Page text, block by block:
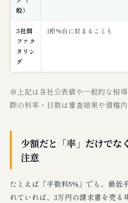
般）
3社間
ファク
タリン
グ
1桁%台に収まることも
※上記は各社公表値や一般的な相
際の料率・日数は審査結果や債権
少額だと「率」だけでな
注意
たとえば「手数料5%」でも、最低
れていれば、3万円の請求書を売る